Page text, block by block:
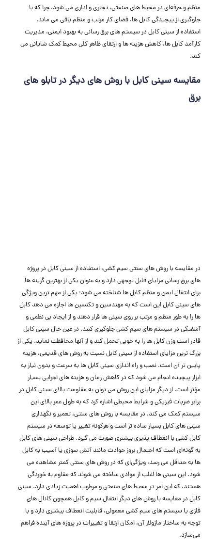
منظم و حرفه‌ای در محیط‌ های صنعتی، تجاری و اداری می ‌شود، چرا که با
جلوگیری از پیچیدگی کابل‌ ها، فضای کار مرتب و منظم باقی می ‌ماند.
استفاده از سینی کابل در سیستم ‌های برق‌ رسانی به بهبود ایمنی، مدیریت
کارآمد کابل ‌ها، کاهش هزینه ‌ها و ارتقای ظاهر کلی محیط کمک شایانی می
‌کند.
مقایسه سینی کابل با روش‌ های دیگر در تابلو های
برق
در مقایسه با روش ‌های سنتی سیم‌ کشی، استفاده از سینی کابل در پروژه
‌های برق ‌رسانی مزایای قابل توجهی دارد و به عنوان یکی از بهترین گزینه‌ ها
برای انتقال ایمن و منظم کابل ‌ها شناخته می‌ شود؛ یکی از مهم ‌ترین ویژگی‌
های سینی کابل این است که به مهندسین و تکنسین‌ ها اجازه می ‌دهد کابل‌
ها را به طور منظم و مرتب بر روی سینی‌ ها قرار دهند و از ایجاد بی ‌نظمی و
آشفتگی در سیستم‌ های سیم‌ کشی جلوگیری کنند. در عین حال سینی کابل
قادر است وزن کابل‌ ها را به ‌خوبی تحمل کند و از آنها محافظت نماید. یکی از
بزرگ‌ ترین مزایای استفاده از سینی کابل نسبت به روش ‌های قدیمی، هزینه
پایین ‌تر آن است. نصب و راه ‌اندازی سینی کابل‌ ها به سرعت و بدون نیاز به
ابزار پیچیده انجام می ‌شود که در کاهش زمان و هزینه ‌های اجرایی بسیار
مؤثر است. از دیگر مزایای این روش می‌ توان به مقاومت بالای سینی کابل در
برابر ضربات فیزیکی و شرایط محیطی اشاره کرد که به طول عمر بالای این
سیستم کمک می‌ کند. در مقایسه با روش ‌های سنتی، تعمیر و نگهداری
سینی‌ های کابل بسیار ساده تر است و هرگونه تغییر یا توسعه در سیستم
کابل‌ کشی با انعطاف ‌پذیری بیشتری صورت می ‌گیرد. طراحی سینی ‌های کابل
به گونه‌ای است که احتمال بروز حوادث مانند آتش ‌سوزی یا آسیب به کابل
‌ها به حداقل می ‌رسد، ویژگی‌ای که در روش‌ های سنتی کمتر مشاهده می
‌شود. این سینی ‌ها اغلب از موادی ساخته می ‌شوند که مقاوم به خوردگی
هستند، که این امر در محیط‌ های صنعتی و مرطوب اهمیت زیادی دارد. سینی
کابل در مقایسه با روش ‌های دیگر انتقال سیم و کابل همچون کانال ‌های
فلزی یا سیستم ‌های سیم ‌کشی معمولی، قابلیت انعطاف بیشتری دارد و با
توجه به ساختار ماژولار آن، امکان ارتقا و تغییرات در پروژه‌ های آینده فراهم
می‌سازد.